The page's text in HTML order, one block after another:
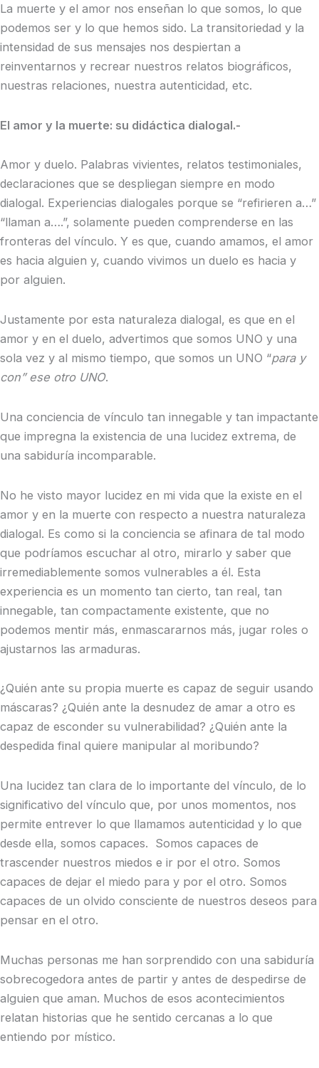
La muerte y el amor nos enseñan lo que somos, lo que
podemos ser y lo que hemos sido. La transitoriedad y la
intensidad de sus mensajes nos despiertan a
reinventarnos y recrear nuestros relatos biográficos,
nuestras relaciones, nuestra autenticidad, etc.
El amor y la muerte: su didáctica dialogal.-
Amor y duelo. Palabras vivientes, relatos testimoniales,
declaraciones que se despliegan siempre en modo
dialogal. Experiencias dialogales porque se “refirieren a…”
“llaman a….”, solamente pueden comprenderse en las
fronteras del vínculo. Y es que, cuando amamos, el amor
es hacia alguien y, cuando vivimos un duelo es hacia y
por alguien.
Justamente por esta naturaleza dialogal, es que en el
amor y en el duelo, advertimos que somos UNO y una
sola vez y al mismo tiempo, que somos un UNO “para y
con” ese otro UNO.
Una conciencia de vínculo tan innegable y tan impactante
que impregna la existencia de una lucidez extrema, de
una sabiduría incomparable.
No he visto mayor lucidez en mi vida que la existe en el
amor y en la muerte con respecto a nuestra naturaleza
dialogal. Es como si la conciencia se afinara de tal modo
que podríamos escuchar al otro, mirarlo y saber que
irremediablemente somos vulnerables a él. Esta
experiencia es un momento tan cierto, tan real, tan
innegable, tan compactamente existente, que no
podemos mentir más, enmascararnos más, jugar roles o
ajustarnos las armaduras.
¿Quién ante su propia muerte es capaz de seguir usando
máscaras? ¿Quién ante la desnudez de amar a otro es
capaz de esconder su vulnerabilidad? ¿Quién ante la
despedida final quiere manipular al moribundo?
Una lucidez tan clara de lo importante del vínculo, de lo
significativo del vínculo que, por unos momentos, nos
permite entrever lo que llamamos autenticidad y lo que
desde ella, somos capaces. Somos capaces de
trascender nuestros miedos e ir por el otro. Somos
capaces de dejar el miedo para y por el otro. Somos
capaces de un olvido consciente de nuestros deseos para
pensar en el otro.
Muchas personas me han sorprendido con una sabiduría
sobrecogedora antes de partir y antes de despedirse de
alguien que aman. Muchos de esos acontecimientos
relatan historias que he sentido cercanas a lo que
entiendo por místico.